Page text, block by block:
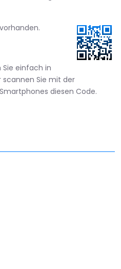
Sie einfach in
scannen Sie mit der
diesen Code.